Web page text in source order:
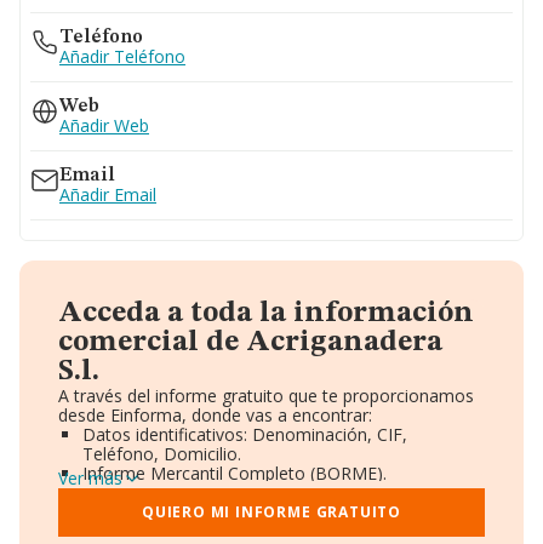
Teléfono
Añadir Teléfono
Web
Añadir Web
Email
Añadir Email
Acceda a toda la información
comercial de Acriganadera
S.l.
A través del informe gratuito que te proporcionamos
desde Einforma, donde vas a encontrar:
Datos identificativos: Denominación, CIF,
Teléfono, Domicilio.
Informe Mercantil Completo (BORME).
Gráficos de Evolución Ventas y Empleados.
Consejo de Administración y Administradores.
Directivos y Ejecutivos.
Ver más
QUIERO MI INFORME GRATUITO